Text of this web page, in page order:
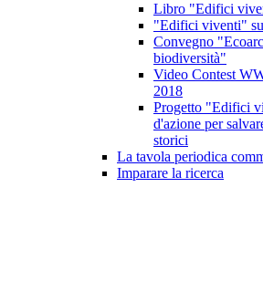
Libro "Edifici
"Edifici viventi"
Convegno
biodiversità"
Video Contest
2018
Progetto "Edifici
d'azione per
storici
La tavola periodica
Imparare la ricerca